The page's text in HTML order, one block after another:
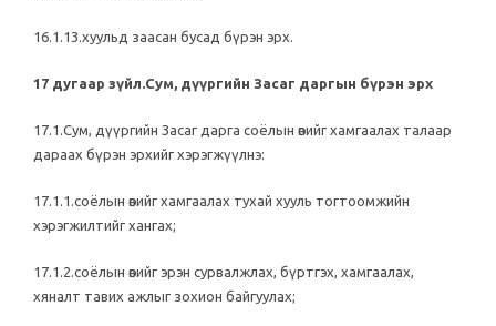
16.1.13.хуульд заасан бусад бүрэн эрх.
17 дугаар зүйл.Сум, дүүргийн Засаг даргын бүрэн эрх
17.1.Сум, дүүргийн Засаг дарга соёлын өвийг хамгаалах талаар
дараах бүрэн эрхийг хэрэгжүүлнэ:
17.1.1.соёлын өвийг хамгаалах тухай хууль тогтоомжийн
хэрэгжилтийг хангах;
17.1.2.соёлын өвийг эрэн сурвалжлах, бүртгэх, хамгаалах,
хяналт тавих ажлыг зохион байгуулах;